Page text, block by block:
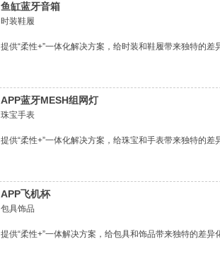
鱼缸蓝牙音箱
时装鞋履
提供“柔性+”一体化解决方案，给时装和鞋履带来独特的
APP蓝牙MESH组网灯
珠宝手表
提供“柔性+”一体化解决方案，给珠宝和手表带来独特的差
APP飞机杯
包具饰品
提供“柔性+”一体解决方案，给包具和饰品带来独特的差异